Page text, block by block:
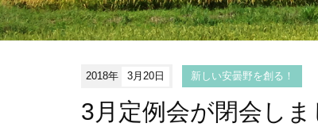
2018年 3月20日 新しい安曇野を創る！
3月定例会が閉会しま